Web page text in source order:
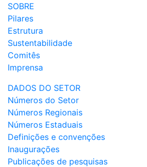
SOBRE
Pilares
Estrutura
Sustentabilidade
Comitês
Imprensa
DADOS DO SETOR
Números do Setor
Números Regionais
Números Estaduais
Definições e convenções
Inaugurações
Publicações de pesquisas